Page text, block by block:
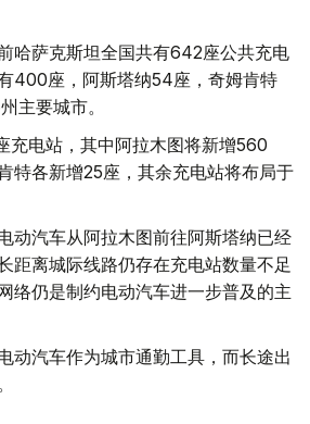
哈萨克斯坦全国共有642座公共充电
400座，阿斯塔纳54座，奇姆肯特
主要城市。
充电站，其中阿拉木图将新增560
特各新增25座，其余充电站将布局于
动汽车从阿拉木图前往阿斯塔纳已经
距离城际线路仍存在充电站数量不足
络仍是制约电动汽车进一步普及的主
动汽车作为城市通勤工具，而长途出